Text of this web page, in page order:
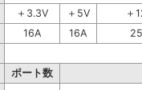
＋3.3V ＋5V
＋
16A 16A
ポート数